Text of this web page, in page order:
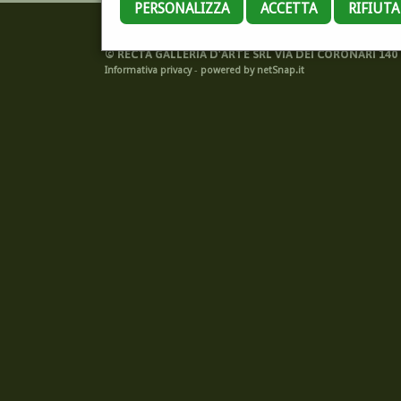
PERSONALIZZA ACCETTA
©RECTA GALLERIA D'ARTE SRL VIA DEI CORONARI
Informativa privacy- powered by netSnap.it